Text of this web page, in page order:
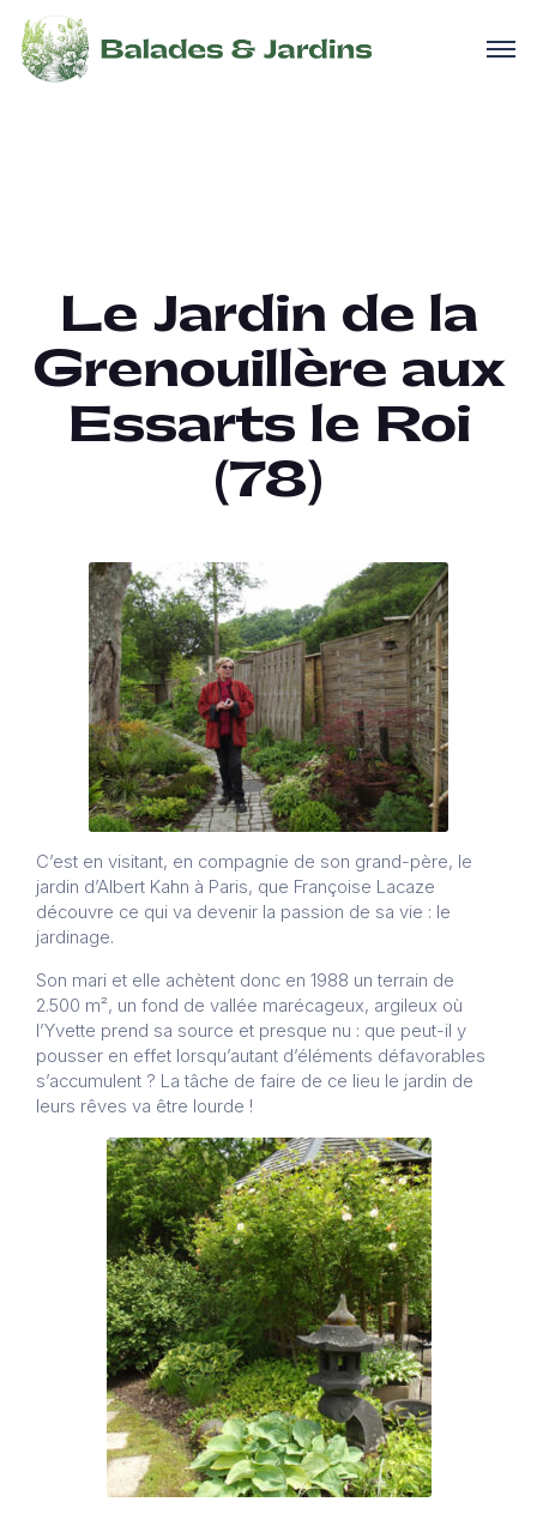
Le Jardin de la
Grenouillère aux
Essarts le Roi
(78)
C’est en visitant, en compagnie de son grand-père, le
jardin d’Albert Kahn à Paris, que Françoise Lacaze
découvre ce qui va devenir la passion de sa vie : le
jardinage.
Son mari et elle achètent donc en 1988 un terrain de
2.500 m², un fond de vallée marécageux, argileux où
l’Yvette prend sa source et presque nu : que peut-il y
pousser en effet lorsqu’autant d’éléments défavorables
s’accumulent ? La tâche de faire de ce lieu le jardin de
leurs rêves va être lourde !